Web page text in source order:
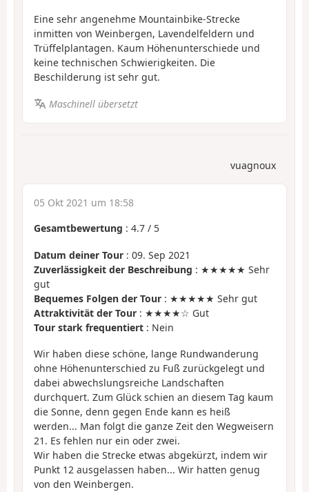
Eine sehr angenehme Mountainbike-Strecke
inmitten von Weinbergen, Lavendelfeldern und
Trüffelplantagen. Kaum Höhenunterschiede und
keine technischen Schwierigkeiten. Die
Beschilderung ist sehr gut.
Maschinell übersetzt
vuagnoux
05 Okt 2021 um 18:58
Gesamtbewertung : 4.7 / 5
Datum deiner Tour : 09. Sep 2021
Zuverlässigkeit der Beschreibung : ★★★★★ Sehr
gut
Bequemes Folgen der Tour : ★★★★★ Sehr gut
Attraktivität der Tour : ★★★★☆ Gut
Tour stark frequentiert : Nein
Wir haben diese schöne, lange Rundwanderung
ohne Höhenunterschied zu Fuß zurückgelegt und
dabei abwechslungsreiche Landschaften
durchquert. Zum Glück schien an diesem Tag kaum
die Sonne, denn gegen Ende kann es heiß
werden... Man folgt die ganze Zeit den Wegweisern
21. Es fehlen nur ein oder zwei.
Wir haben die Strecke etwas abgekürzt, indem wir
Punkt 12 ausgelassen haben... Wir hatten genug
von den Weinbergen.